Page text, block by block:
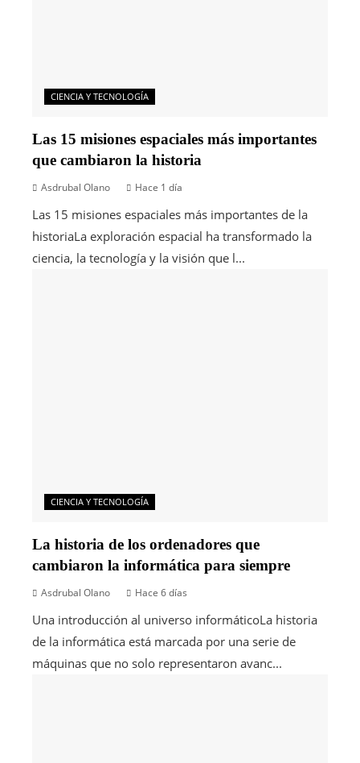
CIENCIA Y TECNOLOGÍA
Las 15 misiones espaciales más importantes
que cambiaron la historia
Asdrubal Olano Hace 1 día
Las 15 misiones espaciales más importantes de la
historiaLa exploración espacial ha transformado la
ciencia, la tecnología y la visión que l...
CIENCIA Y TECNOLOGÍA
La historia de los ordenadores que
cambiaron la informática para siempre
Asdrubal Olano Hace 6 días
Una introducción al universo informáticoLa historia
de la informática está marcada por una serie de
máquinas que no solo representaron avanc...